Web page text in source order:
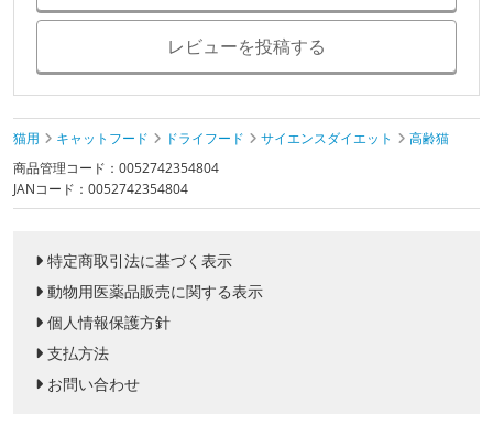
レビューを投稿する
猫用 キャットフード ドライフード サイエンスダイエット
高齢猫
商品管理コード：0052742354804
JANコード：0052742354804
特定商取引法に基づく表示
動物用医薬品販売に関する表示
個人情報保護方針
支払方法
お問い合わせ